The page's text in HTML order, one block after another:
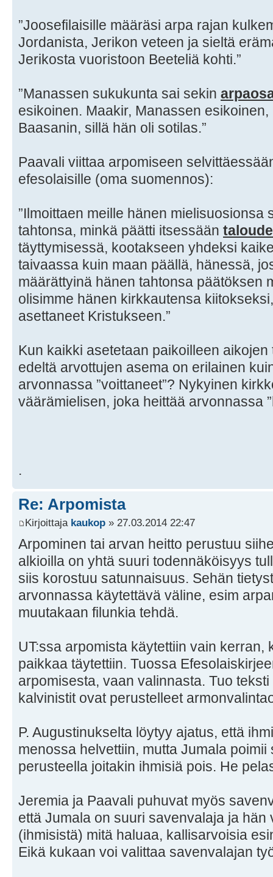
”Joosefilaisille määräsi arpa rajan
Jordanista, Jerikon veteen ja sieltä
Jerikosta vuoristoon Beeteliä kohti.”
”Manassen sukukunta sai sekin
esikoinen. Maakir, Manassen
Baasanin, sillä hän oli sotilas.”
Paavali viittaa arpomiseen
efesolaisille (oma suomennos):
”Ilmoittaen meille hänen mielisuosionsa
tahtonsa, minkä päätti itsessään
täyttymisessä, kootakseen yhdeksi
taivaassa kuin maan päällä, hänessä,
määrättyinä hänen tahtonsa päätöksen
olisimme hänen kirkkautensa
asettaneet Kristukseen.”
Kun kaikki asetetaan paikoilleen
edeltä arvottujen asema on erilainen
arvonnassa ”voittaneet”? Nykyinen
väärämielisen, joka heittää arvonnassa
.
Re: Arpomista
Kirjoittaja kaukop » 27.03.2014 22:47
Arpominen tai arvan heitto perustuu
alkioilla on yhtä suuri todennäköisyys
siis korostuu satunnaisuus. Sehän
arvonnassa käytettävä väline, esim
muutakaan filunkia tehdä.
UT:ssa arpomista käytettiin vain kerran,
paikkaa täytettiin. Tuossa
arpomisesta, vaan valinnasta. Tuo
kalvinistit ovat perustelleet
P. Augustinukselta löytyy ajatus, että
menossa helvettiin, mutta Jumala
perusteella joitakin ihmisiä pois. He
Jeremia ja Paavali puhuvat myös
että Jumala on suuri savenvalaja ja hän
(ihmisistä) mitä haluaa, kallisarvoisia
Eikä kukaan voi valittaa savenvalajan